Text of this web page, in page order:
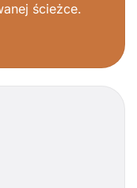
ścieżce.